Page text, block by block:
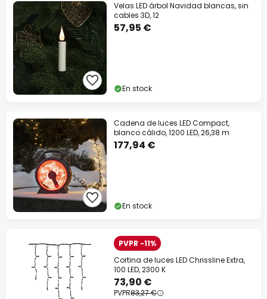
Velas LED árbol Navidad blancas, sin
cables 3D, 12
57,95 €
En stock
Cadena de luces LED Compact,
blanco cálido, 1200 LED, 26,38 m
177,94 €
En stock
PVPR -11%
Cortina de luces LED Chrissline Extra,
100 LED, 2300 K
73,90 €
PVPR83,27 €